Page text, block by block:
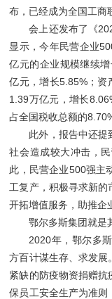
布，已经成为全国工商
会上还发布了《
显示，今年民营企业
亿元的企业规模继续
亿元，增长5.85%；资
1.39万亿元，增长
占全国税收总额的
此外，报告中还提
社会造成较大冲击，
此，民营企业500强主
工复产，积极寻求新的
开拓增值服务，助推企
鄂尔多斯集团就是
2020年，鄂尔多
方百计谋生存、求发展
紧缺的防疫物资捐赠抗
保员工安全生产为准则